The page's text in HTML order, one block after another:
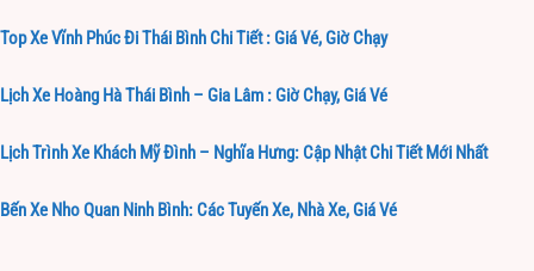
Top Xe Vĩnh Phúc Đi Thái Bình Chi Tiết : Giá Vé, Giờ Chạy
Lịch Xe Hoàng Hà Thái Bình – Gia Lâm : Giờ Chạy, Giá Vé
Lịch Trình Xe Khách Mỹ Đình – Nghĩa Hưng: Cập Nhật Chi Tiết Mới Nhất
Bến Xe Nho Quan Ninh Bình: Các Tuyến Xe, Nhà Xe, Giá Vé